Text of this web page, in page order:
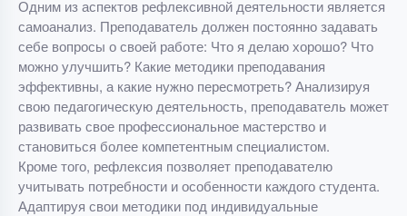
Одним из аспектов рефлексивной деятельности является
самоанализ. Преподаватель должен постоянно задавать
себе вопросы о своей работе: Что я делаю хорошо? Что
можно улучшить? Какие методики преподавания
эффективны, а какие нужно пересмотреть? Анализируя
свою педагогическую деятельность, преподаватель может
развивать свое профессиональное мастерство и
становиться более компетентным специалистом.
Кроме того, рефлексия позволяет преподавателю
учитывать потребности и особенности каждого студента.
Адаптируя свои методики под индивидуальные